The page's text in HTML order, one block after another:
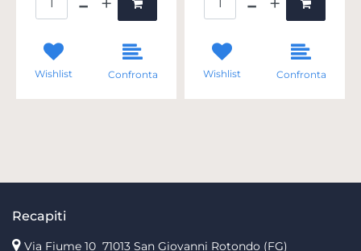
Wishlist Confronta Wishlist Confronta
Recapiti
Via Fiume 10 71013 San Giovanni Rotondo (FG)